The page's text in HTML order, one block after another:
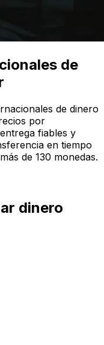
de
de dinero
por
fiables y
en tiempo
de 130 monedas.
dinero